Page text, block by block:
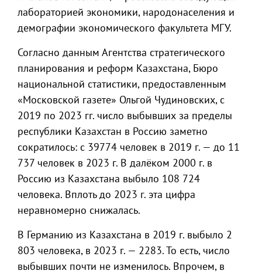
лабораторией экономики, народонаселения и
демографии экономического факультета МГУ.
Согласно данным Агентства стратегического
планирования и реформ Казахстана, Бюро
национальной статистики, предоставленным
«Московской газете» Ольгой Чудиновских, с
2019 по 2023 гг. число выбывших за пределы
республики Казахстан в Россию заметно
сократилось: с 39774 человек в 2019 г. — до 11
737 человек в 2023 г. В далёком 2000 г. в
Россию из Казахстана выбыло 108 724
человека. Вплоть до 2023 г. эта цифра
неравномерно снижалась.
В Германию из Казахстана в 2019 г. выбыло 2
803 человека, в 2023 г. — 2283. То есть, число
выбывших почти не изменилось. Впрочем, в